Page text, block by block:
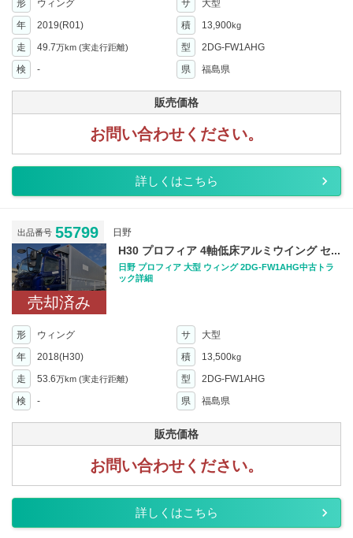
形 ウィング サ
大型
年
2019(R01) 積 13,900kg
走 49.7万km (実走行距離) 型
2DG-FW1AHG
検
- 県 福島県
販売価格
お問い合わせください。
詳しくはこちら
出品番号 55799 日野
売却済み
H30 プロフィア 4軸低床アルミウイング セ...
日野 プロフィア 大型 ウィング 2DG-FW1AHG中古トラ
ック詳細
形 ウィング サ
大型
年
2018(H30) 積 13,500kg
走 53.6万km (実走行距離) 型
2DG-FW1AHG
検
- 県 福島県
販売価格
お問い合わせください。
詳しくはこちら